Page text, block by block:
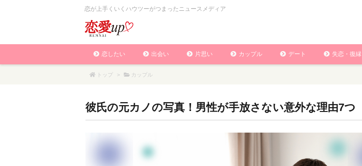
恋が上手くいくハウツーがつまったニュースメディア
恋したい 出会い 片思い カップル デート 失恋・復縁
トップ > カップル
彼氏の元カノの写真！男性が手放さない意外な理由7つ